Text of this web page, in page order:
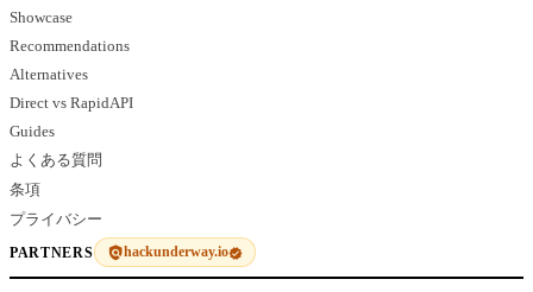
Showcase
Recommendations
Alternatives
Direct vs RapidAPI
Guides
よくある質問
条項
プライバシー
PARTNERS hackunderway.io